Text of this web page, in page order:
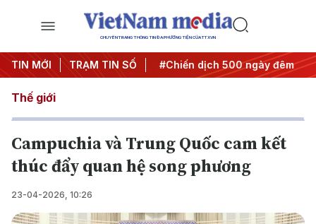
CHUYÊN TRANG THÔNG TIN ĐA PHƯƠNG TIỆN CỦA TTXVN
TIN MỚI TRẠM TIN SỐ
quyết thành hành động #Chiến dịch 500 ngày đêm
Thế giới
Campuchia và Trung Quốc cam kết
thúc đẩy quan hệ song phương
23-04-2026, 10:26